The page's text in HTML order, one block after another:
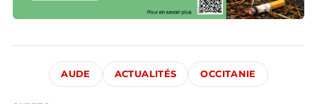
AUDE ACTUALITÉS OCCITANIE